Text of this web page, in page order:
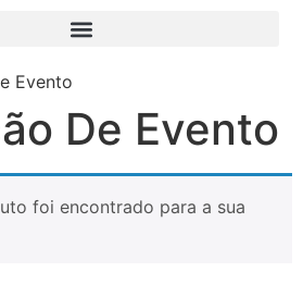
Evento
De Evento
foi encontrado para a sua